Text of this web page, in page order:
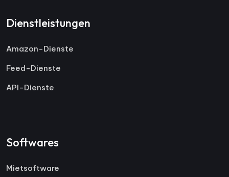
Dienstleistungen
Amazon-Dienste
Feed-Dienste
API-Dienste
Softwares
Mietsoftware